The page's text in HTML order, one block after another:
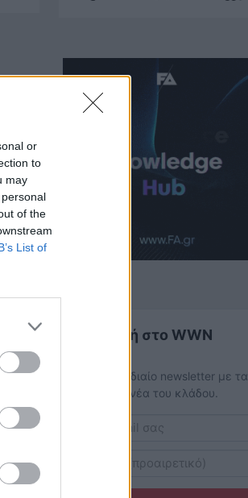
or
to
may
of the
List of
Εγγραφή στο WWN
Το εβδομαδιαίο newsletter με τα
κορυφαία νέα του κλάδου.